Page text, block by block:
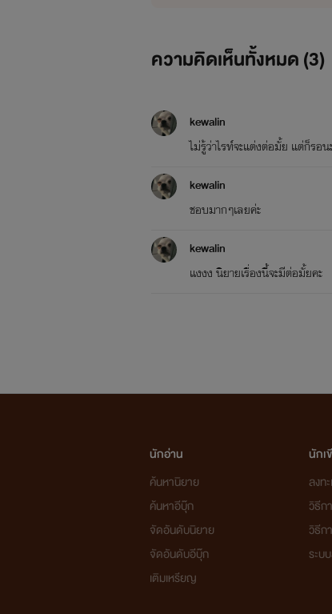
ความคิดเห็นทั้งหมด (3)
kewalin
ไม่รู้ว่าไรท์จะแต่งต่อมั้ย แต่ก็รอน
kewalin
ชอบมากๆเลยค่ะ
kewalin
แงงง นิยายเรื่องนี้จะมีต่อมั้ยคะ
นักอ่าน
ค้นหานิยาย
ค้นหาอีบุ๊ก
จัดอันดับนิยาย
จัดอันดับอีบุ๊ก
เติมเหรียญ
นักเ
ลงท
วิธีก
วิธีก
ระบ